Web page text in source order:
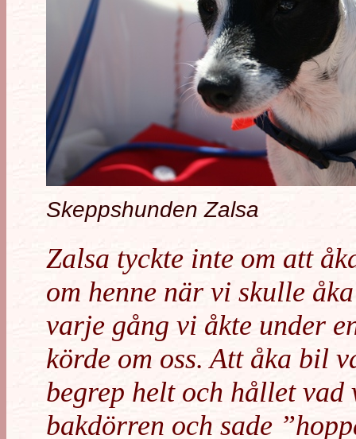
Skeppshunden Zalsa
Zalsa tyckte inte om att
om henne när vi skulle
varje gång vi åkte under
körde om oss. Att åka bil
begrep helt och hållet
bakdörren och sade